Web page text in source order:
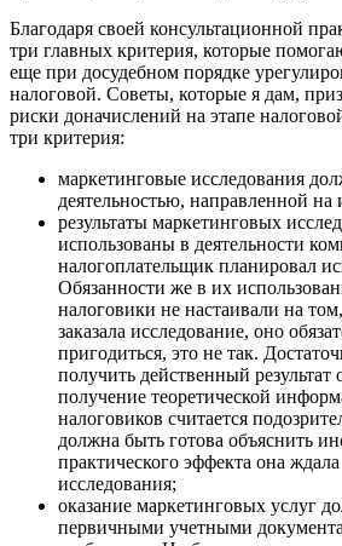
Благодаря своей консультационной
три главных критерия, которые
еще при досудебном порядке
налоговой. Советы, которые я дам,
риски доначислений на этапе
три критерия:
маркетинговые исследования
деятельностью, направленной на
результаты маркетинговых
использованы в деятельности
налогоплательщик планировал
Обязанности же в их
налоговики не настаивали на
заказала исследование, оно
пригодиться, это не так.
получить действенный результат
получение теоретической
налоговиков считается
должна быть готова объяснить
практического эффекта она
исследования;
оказание маркетинговых услуг
первичными учетными